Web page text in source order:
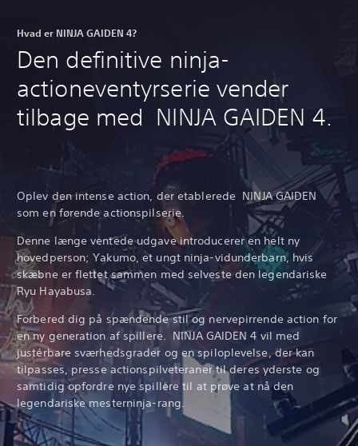
Hvad er NINJA GAIDEN 4?
Den definitive ninja-
actioneventyrserie vender
tilbage med NINJA GAIDEN 4.
Oplev den intense action, der etablerede NINJA GAIDEN
som en førende actionspilserie.
Denne længe ventede udgave introducerer en helt ny
hovedperson; Yakumo, et ungt ninja-vidunderbarn, hvis
skæbne er flettet sammen med selveste den legendariske
Ryu Hayabusa.
Forbered dig på spændende stil og nervepirrende action for
en ny generation af spillere. NINJA GAIDEN 4 vil med
justérbare sværhedsgrader og en spiloplevelse, der kan
tilpasses, presse actionspilveteraner til deres yderste og
samtidig opfordre nye spillere til at prøve at nå den
legendariske mesterninja-rang.